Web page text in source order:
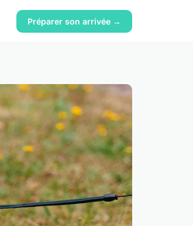
Préparer son arrivée →